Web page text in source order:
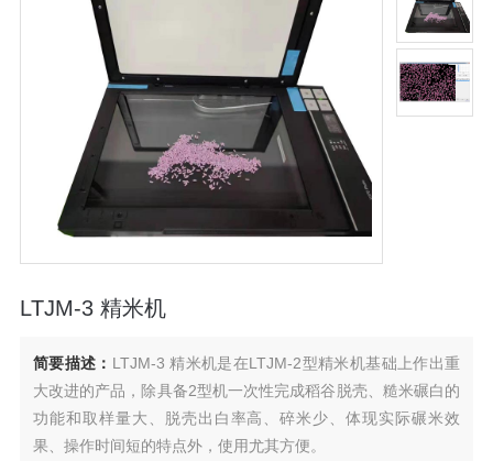
LTJM-3 精米机
简要描述： LTJM-3 精米机是在LTJM-2型精米机基础上作出重
大改进的产品，除具备2型机一次性完成稻谷脱壳、糙米碾白的
功能和取样量大、脱壳出白率高、碎米少、体现实际碾米效
果、操作时间短的特点外，使用尤其方便。